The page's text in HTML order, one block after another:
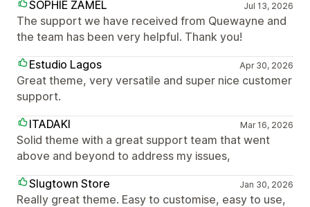
SOPHIE ZAMEL Jul 13, 2026
The support we have received from Quewayne and
the team has been very helpful. Thank you!
Estudio Lagos
Apr 30, 2026
Great theme, very versatile and super nice customer
support.
ITADAKI
Mar 16, 2026
Solid theme with a great support team that went
above and beyond to address my issues,
Slugtown Store
Jan 30, 2026
Really great theme. Easy to customise, easy to use,